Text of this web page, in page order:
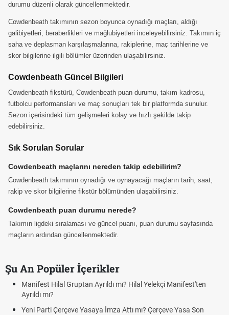
durumu düzenli olarak güncellenmektedir.
Cowdenbeath takımının sezon boyunca oynadığı maçları, aldığı
galibiyetleri, beraberlikleri ve mağlubiyetleri inceleyebilirsiniz. Takımın iç
saha ve deplasman karşılaşmalarına, rakiplerine, maç tarihlerine ve
skor bilgilerine ilgili bölümler üzerinden ulaşabilirsiniz.
Cowdenbeath Güncel Bilgileri
Cowdenbeath fikstürü, Cowdenbeath puan durumu, takım kadrosu,
futbolcu performansları ve maç sonuçları tek bir platformda sunulur.
Sezon içerisindeki tüm gelişmeleri kolay ve hızlı şekilde takip
edebilirsiniz.
Sık Sorulan Sorular
Cowdenbeath maçlarını nereden takip edebilirim?
Cowdenbeath takımının oynadığı ve oynayacağı maçların tarih, saat,
rakip ve skor bilgilerine fikstür bölümünden ulaşabilirsiniz.
Cowdenbeath puan durumu nerede?
Takımın ligdeki sıralaması ve güncel puanı, puan durumu sayfasında
maçların ardından güncellenmektedir.
Şu An Popüler İçerikler
Manifest Hilal Gruptan Ayrıldı mı? Hilal Yelekçi Manifest'ten
Ayrıldı mı?
Yeni Parti Çerçeve Yasaya İmza Attı mı? Çerçeve Yasa Son